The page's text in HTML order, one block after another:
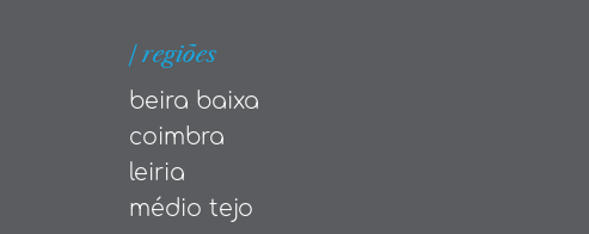
| regiões
beira baixa
coimbra
leiria
médio tejo